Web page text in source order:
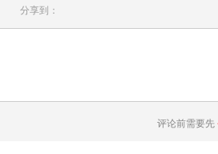
分享到：
评论前需要先